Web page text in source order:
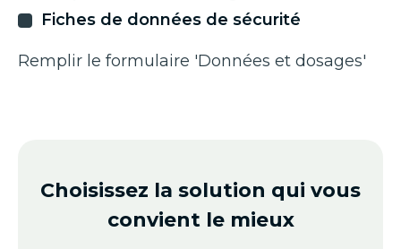
Fiches de données de sécurité
Remplir le formulaire 'Données et dosages'
Choisissez la solution qui vous
convient le mieux